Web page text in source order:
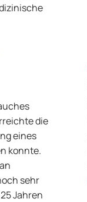
die
eines
konnte.
sehr
Jahren